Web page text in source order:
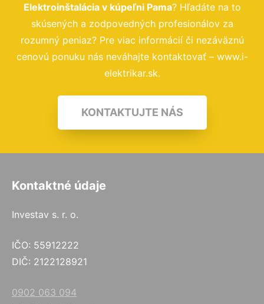
Elektroinštalácia v kúpeľni Pama? Hľadáte na to
skúsených a zodpovedných profesionálov za
rozumný peniaz? Pre viac informácií či nezáväznú
cenovú ponuku nás neváhajte kontaktovať – www.i-
elektrikar.sk.
KONTAKTUJTE NÁS
Kontaktné údaje
Investav s. r. o.
IČO: 55912222
DIČ: 2122128921
0902 063 094